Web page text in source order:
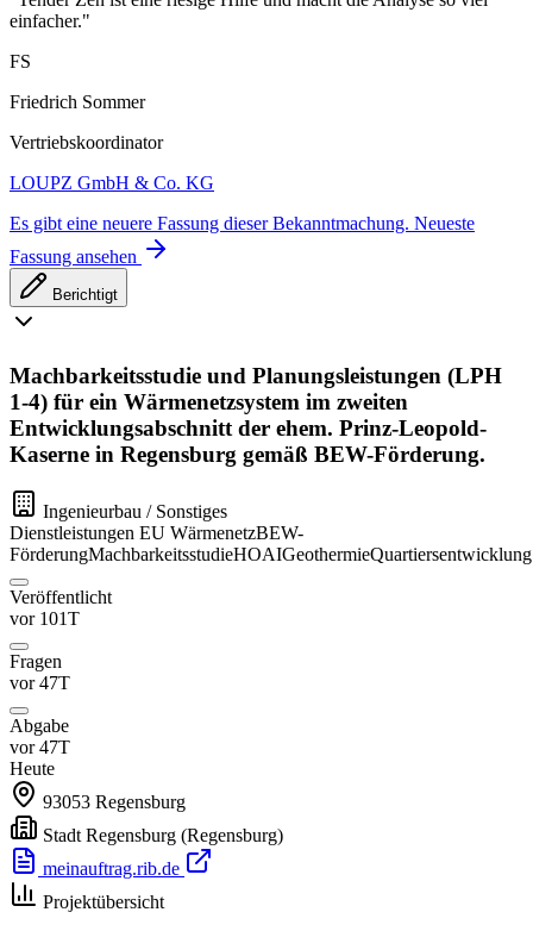
einfacher."
FS
Friedrich Sommer
Vertriebskoordinator
LOUPZ GmbH & Co. KG
Es gibt eine neuere Fassung dieser Bekanntmachung. Neueste
Fassung ansehen
Berichtigt
Machbarkeitsstudie und Planungsleistungen (LPH
1-4) für ein Wärmenetzsystem im zweiten
Entwicklungsabschnitt der ehem. Prinz-Leopold-
Kaserne in Regensburg gemäß BEW-Förderung.
Ingenieurbau / Sonstiges
Dienstleistungen EU WärmenetzBEW-
FörderungMachbarkeitsstudieHOAIGeothermieQuartiersentwicklung
Veröffentlicht
vor 101T
Fragen
vor 47T
Abgabe
vor 47T
Heute
93053 Regensburg
Stadt Regensburg (Regensburg)
meinauftrag.rib.de
Projektübersicht